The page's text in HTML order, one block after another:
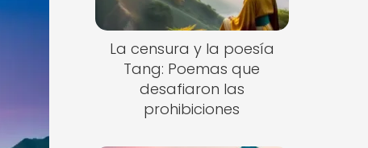
La censura y la poesía
Tang: Poemas que
desafiaron las
prohibiciones